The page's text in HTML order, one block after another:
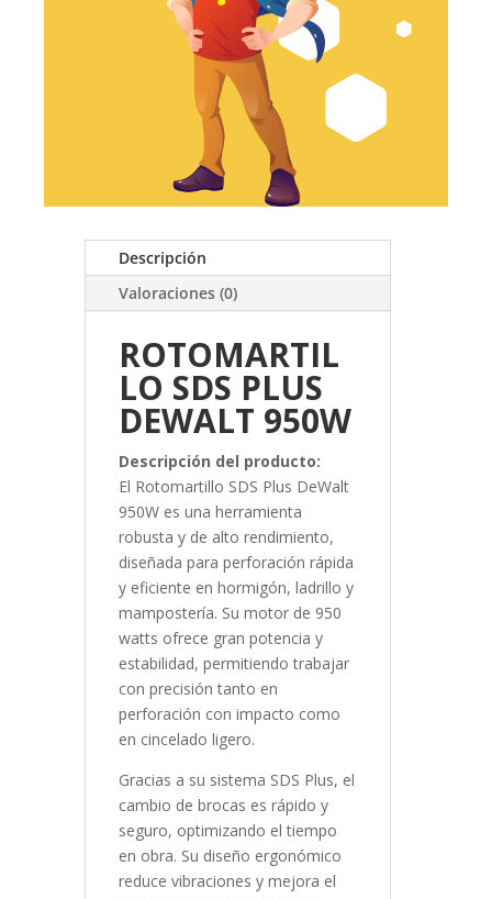
Descripción
Valoraciones (0)
ROTOMARTIL
LO SDS PLUS
DEWALT 950W
Descripción del producto:
El Rotomartillo SDS Plus DeWalt
950W es una herramienta
robusta y de alto rendimiento,
diseñada para perforación rápida
y eficiente en hormigón, ladrillo y
mampostería. Su motor de 950
watts ofrece gran potencia y
estabilidad, permitiendo trabajar
con precisión tanto en
perforación con impacto como
en cincelado ligero.
Gracias a su sistema SDS Plus, el
cambio de brocas es rápido y
seguro, optimizando el tiempo
en obra. Su diseño ergonómico
reduce vibraciones y mejora el